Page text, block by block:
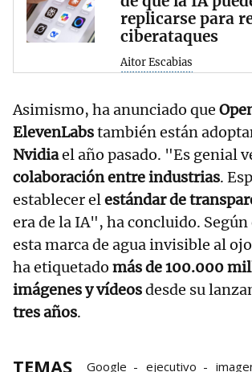
replicarse para
ciberataques
Aitor Escabias
Asimismo, ha anunciado que
ElevenLabstambién están
Nvidiael año pasado. "Es genial
colaboración entre industrias.
establecer elestándar de
era de la IA", ha concluido.
esta marca de agua invisible al
ha etiquetado más de 100.000
imágenes y vídeosdesde su
tres años.
TEMAS Google ejecutivo